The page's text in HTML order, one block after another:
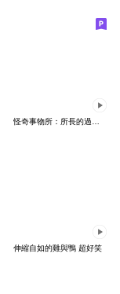
伸縮自如的雞與鴨 超好笑